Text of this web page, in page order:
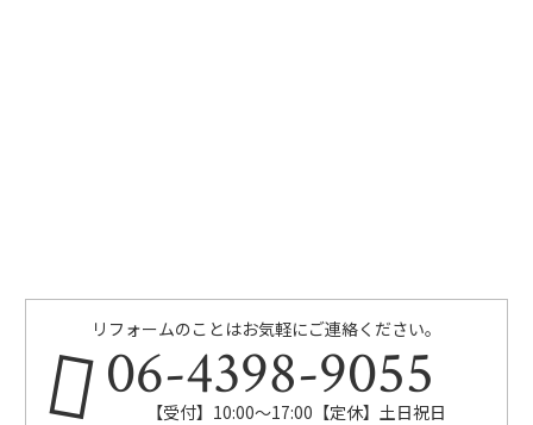
リフォームのことはお気軽にご連絡ください。
06-4398-9055
【受付】10:00～17:00【定休】土日祝日